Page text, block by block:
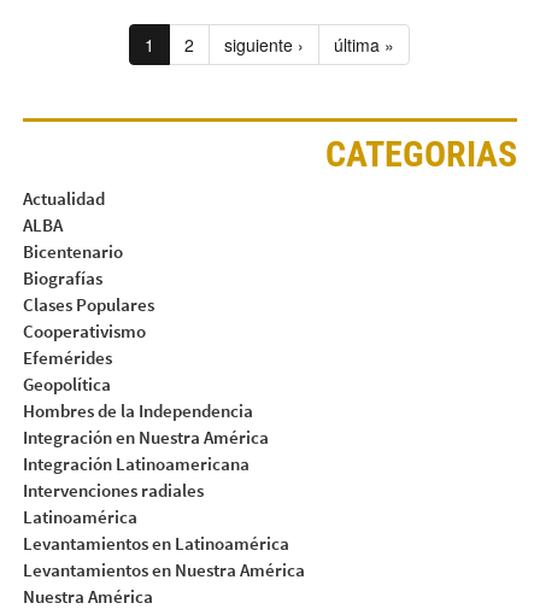
1 2 siguiente › última »
CATEGORIAS
Actualidad
ALBA
Bicentenario
Biografías
Clases Populares
Cooperativismo
Efemérides
Geopolítica
Hombres de la Independencia
Integración en Nuestra América
Integración Latinoamericana
Intervenciones radiales
Latinoamérica
Levantamientos en Latinoamérica
Levantamientos en Nuestra América
Nuestra América